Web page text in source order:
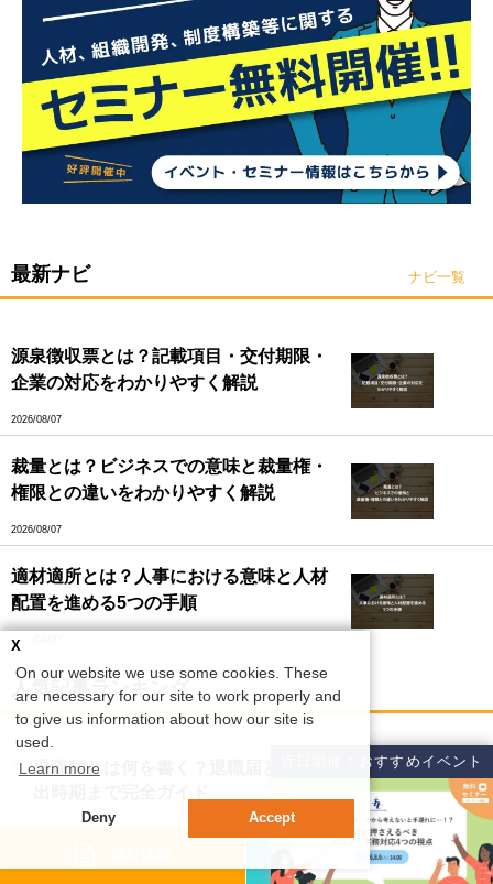
最新ナビ ナビ一覧
源泉徴収票とは？記載項目・交付期限・
企業の対応をわかりやすく解説
2026/08/07
裁量とは？ビジネスでの意味と裁量権・
権限との違いをわかりやすく解説
2026/08/07
適材適所とは？人事における意味と人材
配置を進める5つの手順
2026/08/07
人気記事ランキング
1. 退職願とは何を書く？退職届との違いから書き方・提
研修報告書(研修レポート)の書き方を解説｜例文・テン
プレート付きでわかりやすく紹介
資料請求
近日開催！おすすめイベント
On our website we use some cookies. These
are necessary for our site to work properly and
to give us information about how our site is
used.
Learn more
X
Deny Accept